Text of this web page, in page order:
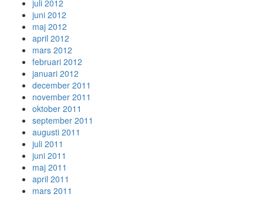
juli 2012
juni 2012
maj 2012
april 2012
mars 2012
februari 2012
januari 2012
december 2011
november 2011
oktober 2011
september 2011
augusti 2011
juli 2011
juni 2011
maj 2011
april 2011
mars 2011